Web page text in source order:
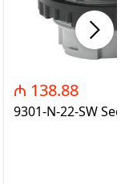
₼ 138.88
9301-N-22-SW